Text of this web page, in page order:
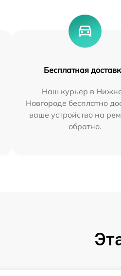
Бесплатная
Наш курьер в
Новгороде бесплатно
ваше устройство на
обратно.